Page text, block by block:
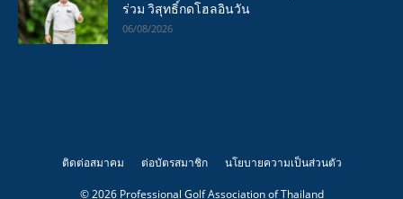
ร่วม วิสุทธิ์กดโฮลอินวัน
06/08/2026
ติดต่อสมาคม ต่อบัตรสมาชิก นโยบายความเป็นส่วนตัว
© 2026 Professional Golf Association of Thailand